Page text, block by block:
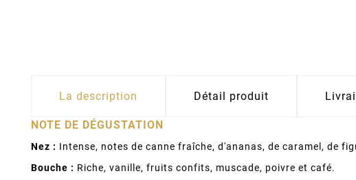
La description Détail produit
NOTE DE DÉGUSTATION
Nez : Intense, notes de canne fraîche, d'ananas, de caramel, de
Bouche : Riche, vanille, fruits confits, muscade, poivre et café.